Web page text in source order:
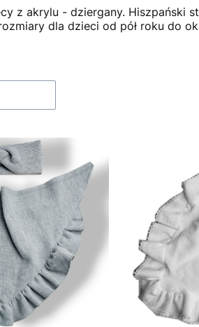
z akrylu - dziergany. Hiszpański
dla dzieci od pół roku do